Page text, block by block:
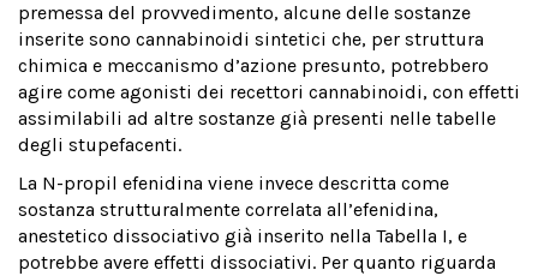
premessa del provvedimento, alcune delle sostanze
inserite sono cannabinoidi sintetici che, per struttura
chimica e meccanismo d’azione presunto, potrebbero
agire come agonisti dei recettori cannabinoidi, con effetti
assimilabili ad altre sostanze già presenti nelle tabelle
degli stupefacenti.
La N-propil efenidina viene invece descritta come
sostanza strutturalmente correlata all’efenidina,
anestetico dissociativo già inserito nella Tabella I, e
potrebbe avere effetti dissociativi. Per quanto riguarda